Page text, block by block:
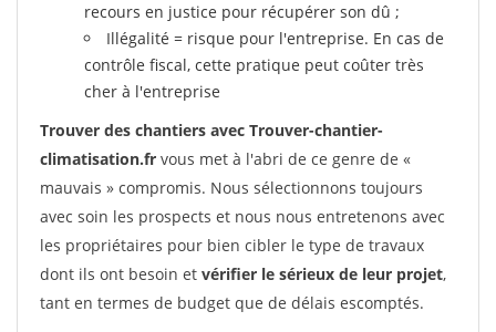
recours en justice pour récupérer son dû ;
Illégalité = risque pour l'entreprise. En cas de
contrôle fiscal, cette pratique peut coûter très
cher à l'entreprise
Trouver des chantiers avec Trouver-chantier-
climatisation.fr vous met à l'abri de ce genre de «
mauvais » compromis. Nous sélectionnons toujours
avec soin les prospects et nous nous entretenons avec
les propriétaires pour bien cibler le type de travaux
dont ils ont besoin et vérifier le sérieux de leur projet,
tant en termes de budget que de délais escomptés.